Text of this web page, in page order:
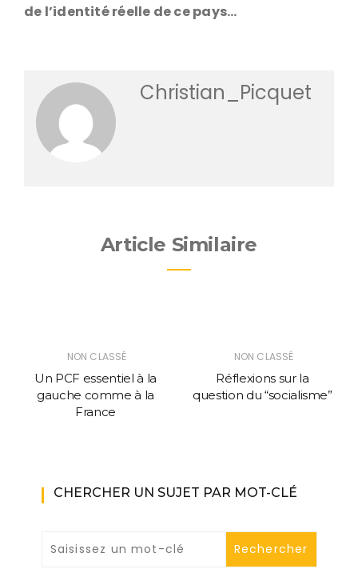
de l’identité réelle de ce pays…
Christian_Picquet
Article Similaire
NON CLASSÉ
Un PCF essentiel à la
gauche comme à la
France
NON CLASSÉ
Réflexions sur la
question du “socialisme”
CHERCHER UN SUJET PAR MOT-CLÉ